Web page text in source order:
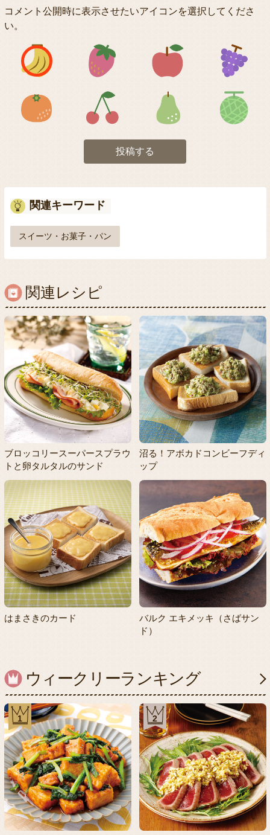
コメント公開時に表示させたいアイコンを選択してくださ
い。
アイコン1 アイコン2 アイコン3
アイコン5 アイコン6 アイコン7
投稿する
関連キーワード
スイーツ・お菓子・パン
関連レシピ
ブロッコリースーパースプラウ
トと卵タルタルのサンド
沼る！アボカドコンビーフディ
ップ
はまさきのカード
バルク エキメッキ（さばサン
ド）
ウィークリーランキング
1 2